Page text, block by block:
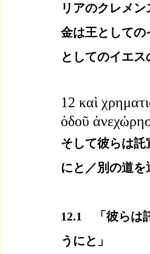
リアのクレメ
金は王としての
としてのイエ
12 καὶ
ὁδοῦ
そして彼らは
にと／別の道
12.1　「彼ら
うにと」